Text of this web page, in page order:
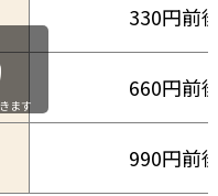
330円前
660円前
990円前
ます